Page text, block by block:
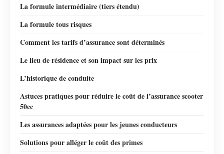
La formule intermédiaire (tiers étendu)
La formule tous risques
Comment les tarifs d’assurance sont déterminés
Le lieu de résidence et son impact sur les prix
L’historique de conduite
Astuces pratiques pour réduire le coût de l’assurance scooter
50cc
Les assurances adaptées pour les jeunes conducteurs
Solutions pour alléger le coût des primes